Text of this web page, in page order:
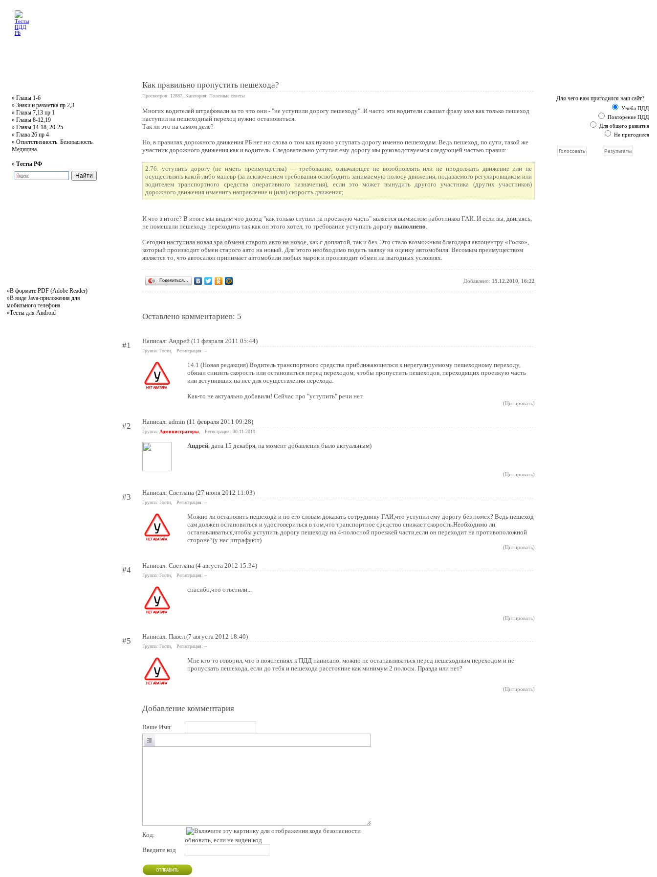
» Главы 1-6
» Знаки и разметка пр 2,3
» Главы 7,13 пр 1
» Главы 8-12,19
» Главы 14-18, 20-25
» Глава 26 пр 4
» Ответственность. Безопасность.
Медицина.
» Тесты РФ
»В формате PDF (Adobe Reader)
»В виде Java-приложения для
мобильного телефона
»Тесты для Android
Как правильно пропустить пешехода?
Просмотров: 12887, Категория: Полезные советы
Многих водителей штрафовали за то что они - "не уступили дорогу пешеходу". И часто эти водители слышат фразу мол как только пешеход
наступил на пешеходный переход нужно остановиться.
Так ли это на самом деле?
Но, в правилах дорожного движения РБ нет ни слова о том как нужно уступать дорогу именно пешеходам. Ведь пешеход, по сути, такой же
участник дорожного движения как и водитель. Следовательно уступая ему дорогу мы руководствуемся следующей частью правил:
2.76. уступить дорогу (не иметь преимущества) — требование, означающее не возобновлять или не продолжать движение или не
осуществлять какой-либо маневр (за исключением требования освободить занимаемую полосу движения, подаваемого регулировщиком или
водителем транспортного средства оперативного назначения), если это может вынудить другого участника (других участников)
дорожного движения изменить направление и (или) скорость движения;
И что в итоге? В итоге мы видим что довод "как только ступил на проезжую часть" является вымыслом работников ГАИ. И если вы, двигаясь,
не помешали пешеходу переходить так как он этого хотел, то требование уступить дорогу выполнено.
Сегодня наступила новая эра обмена старого авто на новое, как с доплатой, так и без. Это стало возможным благодаря автоцентру «Роско»,
который производит обмен старого авто на новый. Для этого необходимо подать заявку на оценку автомобиля. Весомым преимуществом
является то, что автосалон принимает автомобили любых марок и производит обмен на выгодных условиях.
Поделиться… Добавлено: 15.12.2010, 16:22
Оставлено комментариев: 5
#1 Написал: Андрей (11 февраля 2011 05:44)
Группа: Гости, Регистрация: --
14.1 (Новая редакция) Водитель транспортного средства приближающегося к нерегулируемому пешеходному переходу,
обязан снизить скорость или остановиться перед переходом, чтобы пропустить пешеходов, переходящих проезжую часть
или вступивших на нее для осуществления перехода.
Как-то не актуально добавили! Сейчас про "уступить" речи нет.
(Цитировать)
#2 Написал: admin (11 февраля 2011 09:28)
Группа: Администраторы , Регистрация: 30.11.2010
Андрей, дата 15 декабря, на момент добавления было актуальным)
(Цитировать)
#3 Написал: Светлана (27 июня 2012 11:03)
Группа: Гости, Регистрация: --
Можно ли остановить пешехода и по его словам доказать сотруднику ГАИ,что уступил ему дорогу без помех? Ведь пешеход
сам должен остановиться и удостовериться в том,что транспортное средство снижает скорость.Необходимо ли
останавливаться,чтобы уступить дорогу пешеходу на 4-полосной проезжей части,если он переходит на противоположной
стороне?(у нас штрафуют)
(Цитировать)
#4 Написал: Светлана (4 августа 2012 15:34)
Группа: Гости, Регистрация: --
спасибо,что ответили...
(Цитировать)
#5 Написал: Павел (7 августа 2012 18:40)
Группа: Гости, Регистрация: --
Мне кто-то говорил, что в пояснениях к ПДД написано, можно не останавливаться перед пешеходным переходом и не
пропускать пешехода, если до тебя и пешехода расстояние как минимум 2 полосы. Правда или нет?
(Цитировать)
Добавление комментария
Ваше Имя:
Код:
обновить, если не виден код
Введите код
Для чего вам пригодился наш сайт?
Учеба ПДД
Повторение ПДД
Для общего развития
Не пригодился